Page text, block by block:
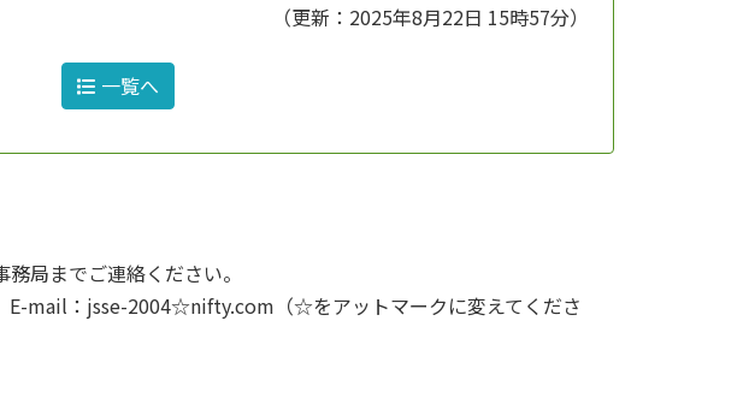
（更新：2025年8月22日 15時57分）
一覧へ
局までご連絡ください。
mail：jsse-2004☆nifty.com（☆をアットマークに変えてくださ